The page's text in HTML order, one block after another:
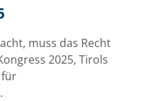
muss das Recht
2025, Tirols